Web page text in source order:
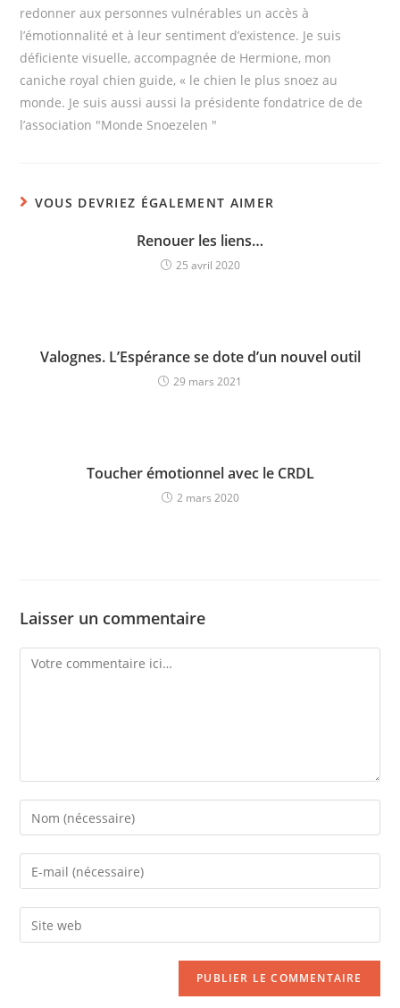
redonner aux personnes vulnérables un accès à
l’émotionnalité et à leur sentiment d’existence. Je suis
déficiente visuelle, accompagnée de Hermione, mon
caniche royal chien guide, « le chien le plus snoez au
monde. Je suis aussi aussi la présidente fondatrice de de
l’association "Monde Snoezelen "
VOUS DEVRIEZ ÉGALEMENT AIMER
Renouer les liens…
25 avril 2020
Valognes. L’Espérance se dote d’un nouvel outil
29 mars 2021
Toucher émotionnel avec le CRDL
2 mars 2020
Laisser un commentaire